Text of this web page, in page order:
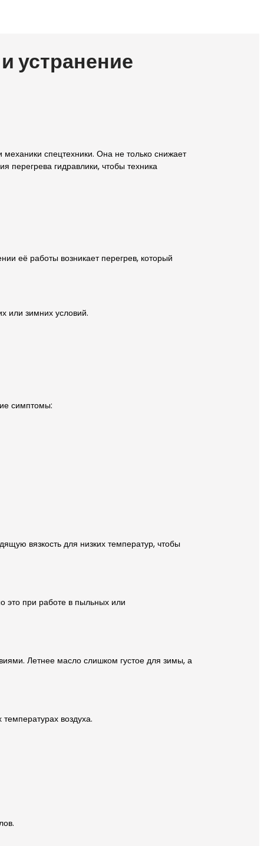
устранение
спецтехники. Она не только снижает
перегрева гидравлики, чтобы техника
её работы возникает перегрев, который
или зимних условий.
симптомы:
вязкость для низких температур, чтобы
это при работе в пыльных или
Летнее масло слишком густое для зимы, а
воздуха.